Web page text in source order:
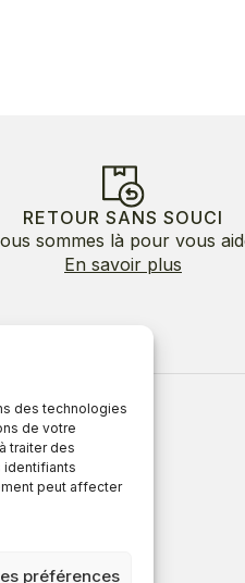
des technologies
de votre
traiter des
identifiants
peut affecter
préférences
RETOUR SANS SOUCI
sommes là pour vous
En savoir plus
de nous